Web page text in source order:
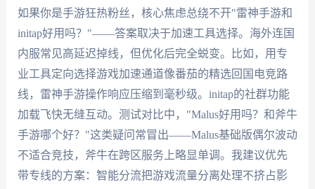
如果你是手游狂热粉丝，核心焦虑总绕不开"雷神手游和
initap好用吗？"——答案取决于加速工具选择。海外连国
内服常见高延迟掉线，但优化后完全蜕变。比如，用专
业工具定向选择游戏加速通道像番茄的精选回国电竞路
线，雷神手游操作响应压缩到毫秒级。initap的社群功能
加载飞快无缝互动。测试对比中，"Malus好用吗？和斧牛
手游哪个好？"这类疑问常冒出——Malus基础版偶尔波动
不适合竞技，斧牛在跨区服务上略显单调。我建议优先
带专线的方案：智能分流把游戏流量分离处理不挤占影